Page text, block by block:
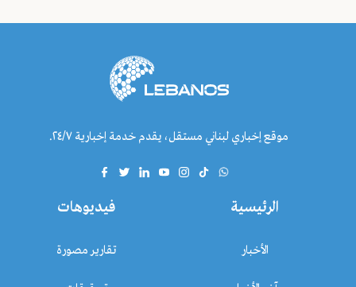
موقع إخباري لبناني مستقل، يقدم خدمة إخبارية ٢٤/٧.
الرئيسية
الأخبار
فيديوهات
تقارير مصورة